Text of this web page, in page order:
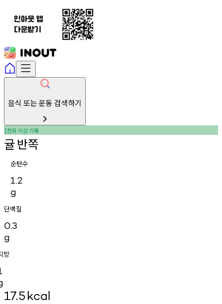
음식 또는 운동 검색하기
1천회 이상기록
귤반쪽
순탄수
1.2
g
단백질
0.3
g
방
17.5kcal